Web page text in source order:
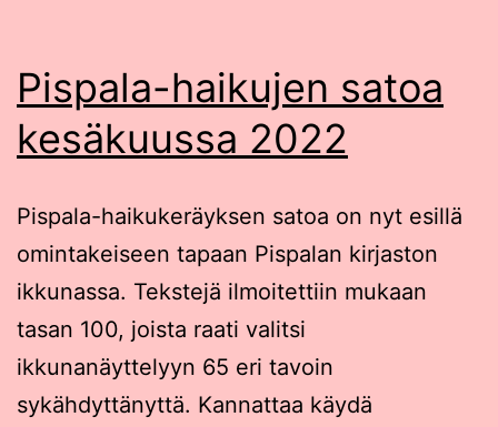
Pispala-haikujen satoa
kesäkuussa 2022
Pispala-haikukeräyksen satoa on nyt esillä
omintakeiseen tapaan Pispalan kirjaston
ikkunassa. Tekstejä ilmoitettiin mukaan
tasan 100, joista raati valitsi
ikkunanäyttelyyn 65 eri tavoin
sykähdyttänyttä. Kannattaa käydä